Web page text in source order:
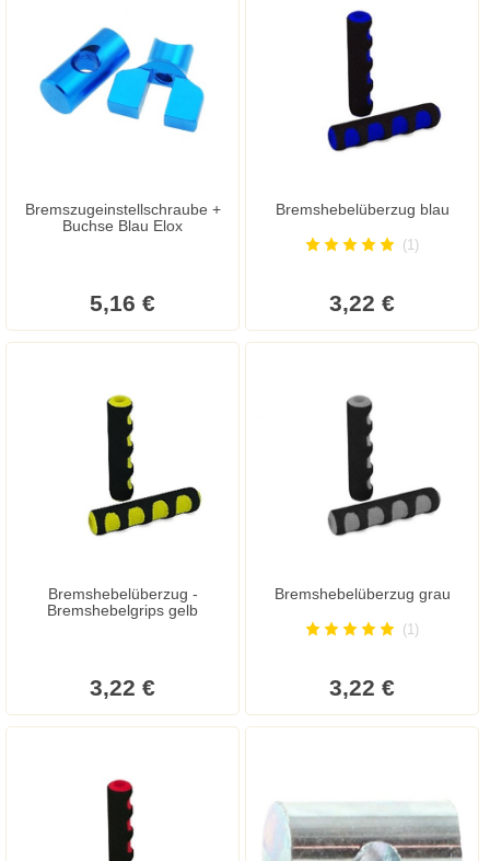
Bremszugeinstellschraube +
Buchse Blau Elox
5,16 €
Bremshebelüberzug blau
(1)
3,22 €
Bremshebelüberzug -
Bremshebelgrips gelb
3,22 €
Bremshebelüberzug grau
(1)
3,22 €